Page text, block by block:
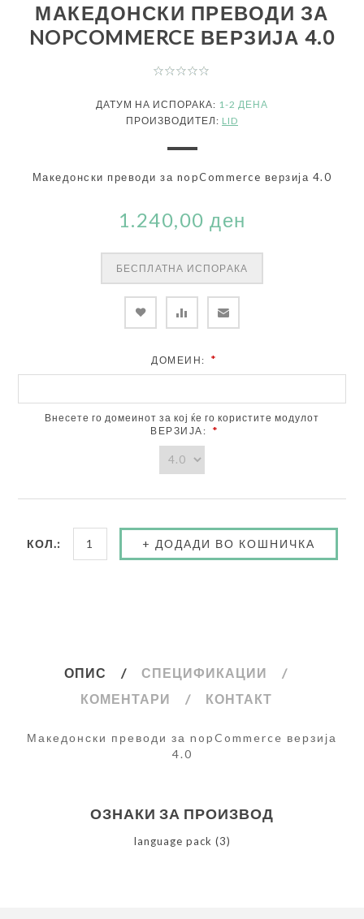
МАКЕДОНСКИ ПРЕВОДИ ЗА
NOPCOMMERCE ВЕРЗИЈА 4.0
ДАТУМ НА ИСПОРАКА: 1-2 ДЕНА
ПРОИЗВОДИТЕЛ: LID
Македонски преводи за nopCommerce верзија 4.0
1.240,00 ден
БЕСПЛАТНА ИСПОРАКА
ДОМЕИН: *
Внесете го домеинот за кој ќе го користите модулот
ВЕРЗИЈА: *
КОЛ.:
ОПИС
СПЕЦИФИКАЦИИ
КОМЕНТАРИ
КОНТАКТ
Македонски преводи за nopCommerce верзија
4.0
ОЗНАКИ ЗА ПРОИЗВОД
language pack (3)